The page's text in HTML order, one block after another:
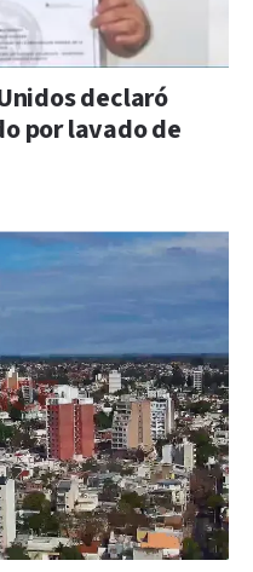
declaró
por lavado de